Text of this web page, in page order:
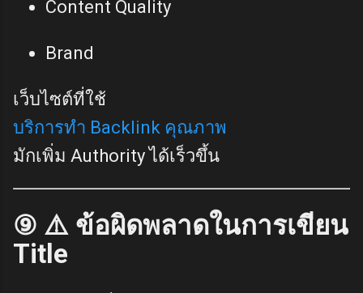
Content Quality
Brand
เว็บไซต์ที่ใช้
บริการทำ Backlink คุณภาพ
มักเพิ่ม Authority ได้เร็วขึ้น
⑨ ⚠️ ข้อผิดพลาดในการเขียน
Title